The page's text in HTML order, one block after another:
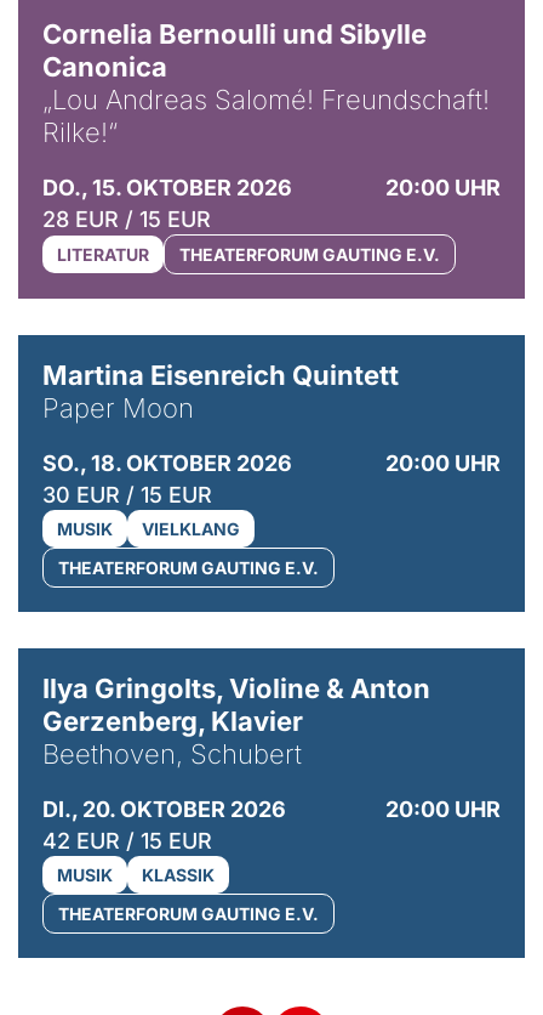
Cornelia Bernoulli und Sibylle
Canonica
„Lou Andreas Salomé! Freundschaft!
Rilke!“
DO., 15. OKTOBER 2026
20:00 UHR
28 EUR / 15 EUR
LITERATUR THEATERFORUM GAUTING E.V.
Martina Eisenreich Quintett
Paper Moon
SO., 18. OKTOBER 2026
20:00 UHR
30 EUR / 15 EUR
MUSIK
VIELKLANG
THEATERFORUM GAUTING E.V.
Ilya Gringolts, Violine & Anton
Gerzenberg, Klavier
Beethoven, Schubert
DI., 20. OKTOBER 2026
20:00 UHR
42 EUR / 15 EUR
MUSIK
KLASSIK
THEATERFORUM GAUTING E.V.